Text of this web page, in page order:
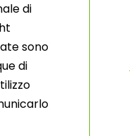
di
sono
di